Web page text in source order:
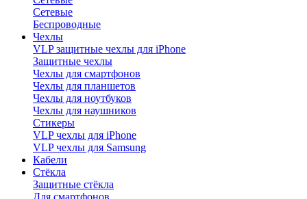
Сетевые
Беспроводные
Чехлы
VLP защитные чехлы для iPhone
Защитные чехлы
Чехлы для смартфонов
Чехлы для планшетов
Чехлы для ноутбуков
Чехлы для наушников
Стикеры
VLP чехлы для iPhone
VLP чехлы для Samsung
Кабели
Стёкла
Защитные стёкла